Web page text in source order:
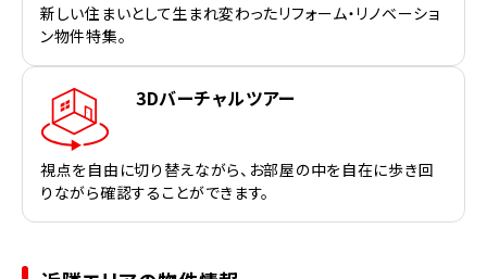
新しい住まいとして生まれ変わったリフォーム・リノベーショ
ン物件特集。
3Dバーチャルツアー
視点を自由に切り替えながら、お部屋の中を自在に歩き回
りながら確認することができます。